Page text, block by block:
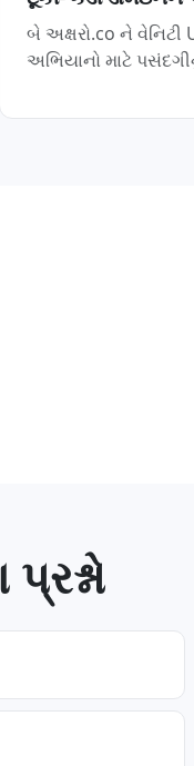
બે અક્ષરો.co ને
અભિયાનો માટે